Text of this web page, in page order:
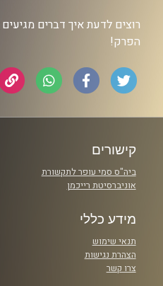
רוצים לדעת איך דברים מגיעים
הפרק!
קישורים
ביה"ס סמי עופר לתקשורת
אוניברסיטת רייכמן
מידע כללי
תנאי שימוש
הצהרת נגישות
צרו קשר